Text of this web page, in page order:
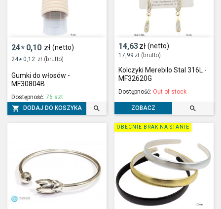
24* 0,10 zł (netto)
24* 0,12 zł (brutto)
Gumki do włosów -
MF30804B
Dostępność: 76 szt.
 DODAJ DO KOSZYKA 
14,63zł (netto)
17,99 zł (brutto)
Kolczyki Merebilo Stal 316L -
MF32620G
Dostępność: Out of stock
ZOBACZ 
OBECNIE BRAK NA STANIE